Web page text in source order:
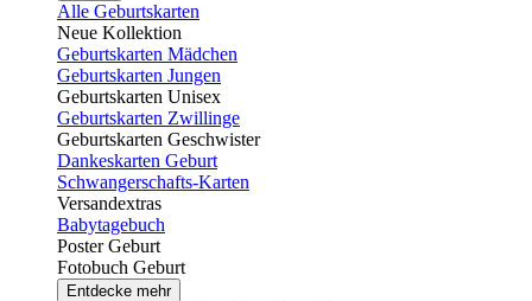
Alle Geburtskarten
Neue Kollektion
Geburtskarten Mädchen
Geburtskarten Jungen
Geburtskarten Unisex
Geburtskarten Zwillinge
Geburtskarten Geschwister
Dankeskarten Geburt
Schwangerschafts-Karten
Versandextras
Babytagebuch
Poster Geburt
Fotobuch Geburt
Entdecke mehr